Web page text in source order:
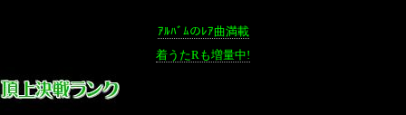
ｱﾙﾊﾞﾑのﾚｱ曲満載
着うたRも増量中!